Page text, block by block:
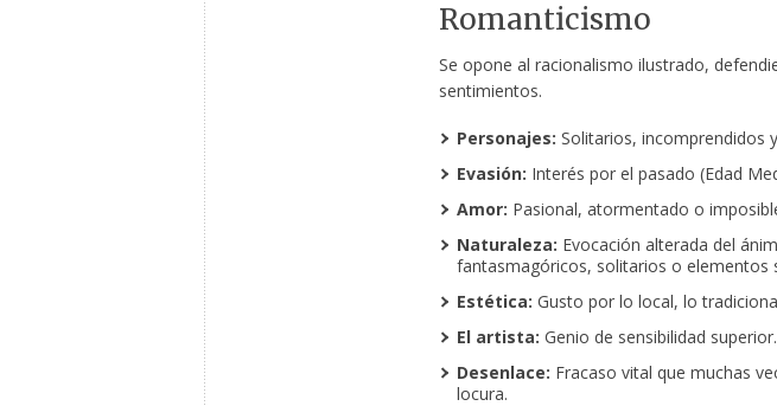
Romanticismo
Se opone al racionalismo ilustrado,
sentimientos.
Personajes: Solitarios, incomprendidos
Evasión: Interés por el pasado (Edad
Amor: Pasional, atormentado o
Naturaleza: Evocación alterada del
fantasmagóricos, solitarios o elementos
Estética: Gusto por lo local, lo
El artista: Genio de sensibilidad superior.
Desenlace: Fracaso vital que muchas
locura.